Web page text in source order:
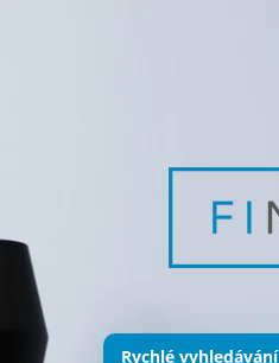
Rychlé vyhledávání